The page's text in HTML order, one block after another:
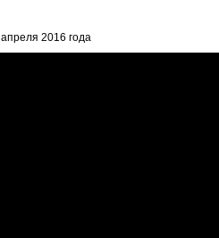
2016 года